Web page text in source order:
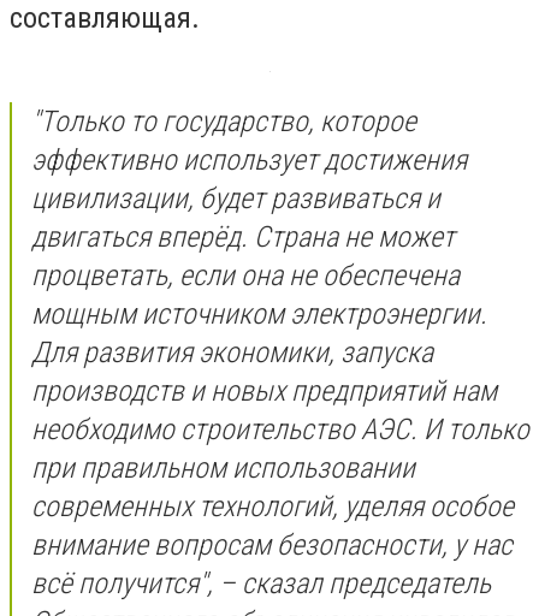
составляющая.
"Только то государство, которое
эффективно использует достижения
цивилизации, будет развиваться и
двигаться вперёд. Страна не может
процветать, если она не обеспечена
мощным источником электроэнергии.
Для развития экономики, запуска
производств и новых предприятий нам
необходимо строительство АЭС. И только
при правильном использовании
современных технологий, уделяя особое
внимание вопросам безопасности, у нас
всё получится", – сказал председатель